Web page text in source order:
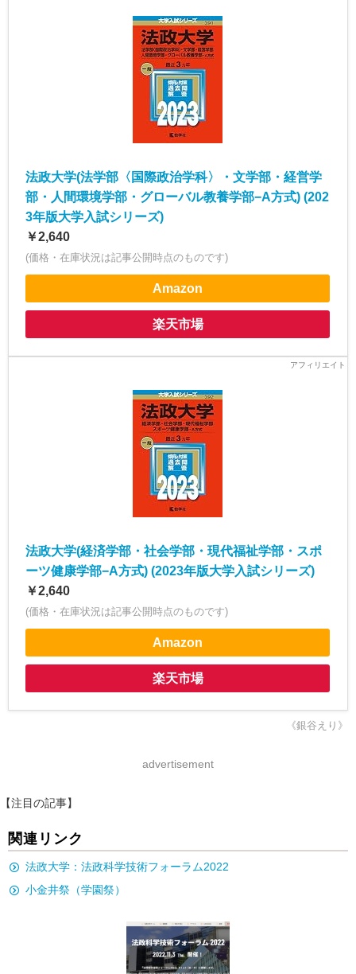
法政大学(法学部〈国際政治学科〉・文学部・経営学
部・人間環境学部・グローバル教養学部−A方式) (202
3年版大学入試シリーズ)
￥2,640
(価格・在庫状況は記事公開時点のものです)
Amazon
楽天市場
法政大学(経済学部・社会学部・現代福祉学部・スポ
ーツ健康学部−A方式) (2023年版大学入試シリーズ)
￥2,640
(価格・在庫状況は記事公開時点のものです)
Amazon
楽天市場
《銀谷えり》
advertisement
【注目の記事】
関連リンク
法政大学：法政科学技術フォーラム2022
小金井祭（学園祭）